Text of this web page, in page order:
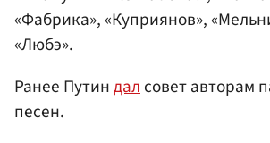
«Фабрика», «Куприянов»,
«Любэ».
Ранее Путиндалсовет авторам
песен.